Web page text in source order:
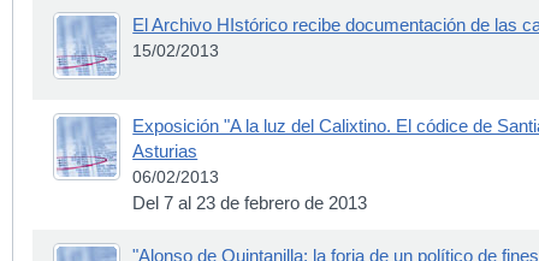
El Archivo HIstórico recibe documentación de las
15/02/2013
Exposición "A la luz del Calixtino. El códice de
Asturias
06/02/2013
Del 7 al 23 de febrero de 2013
"Alonso de Quintanilla: la forja de un político de